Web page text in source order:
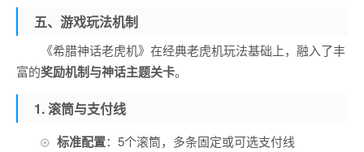
五、游戏玩法机制
《希腊神话老虎机》在经典老虎机玩法基础上，融入了丰
富的奖励机制与神话主题关卡。
1. 滚筒与支付线
标准配置：5个滚筒，多条固定或可选支付线